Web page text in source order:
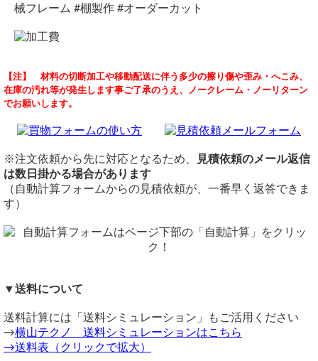
械フレーム #棚製作 #オーダーカット
アルミ製平角形パイプ（長方形・材質6063)のアルマイト処
理品、各品サイズの希望寸法での切り売り販売です。
最も一般的なアルミパイプであるA6063押出管にマットな艶
のあるアルマイト処理を施しました。高い耐食性と加工性に
優れており、軽くて（重量は鉄製の1/3）お年寄りや女性に
も扱い楽々！生地材でも錆びませんがアルマイト処理で更に
耐候性が増して、外観も綺麗です。
サッシや構造材だけでなく様々な工作やインテリア、DIYに
活躍しているアルミパイプです。
★カット面はアルマイト処理されていません（生地材のまま
しても生じるため、一部にスレや塗装落ちなどございます。
（アルマイト品に穴あけ等の加工を希望される場合も、加工
に伴う擦り傷等が発生することをご了承ください）
アルミ 平角パイプ A6063押出材 アルマイト処理品
定尺・材質
定尺：4,000mmまたは6,000mm
材質：A6063押出材
アルマイト色：シルバー/ブロンズ/ブラック（特注）
切断
切断費：150円/本～
切断公差：±1.0mm ～ （Φ/100またはL/1000)mm
なります）
備考
⇒ アルミ 平角パイプ アルマイト処理品 定寸販売
⇒ アルミ平角パイプ 生地材 切り売り
⇒ 鉄 丸パイプ各種 切り売り
⇒ ステンレス 丸パイプ各種 切り売り
（ 2025/10/30 ）
アルミ平角パイプ(長方形)アルマイト処理品、色：ブラック サイ
ズ:60*30*2.0 商品詳細だと定尺6,000mmもあるのですが、4,500㎜
程度の長さ切り売りはできないのでしょうか？
横山テクノ（ 2025/10/30 ）
ください。
アルマイト長角パイプの100×50×2はシルバーとブロンズカラーのみ
の取り扱いで、最大長さは共に4000mmとなります。
【注】 材料の切断加工や移動配送に伴う多少の擦り傷や歪み・へこみ、
在庫の汚れ等が発生します事ご了承のうえ、ノークレーム・ノーリターン
でお願いします。
※注文依頼から先に対応となるため、
見積依頼のメール返信
は数日掛かる場合があります
（自動計算フォームからの見積依頼が、一番早く返答できま
す）
▼送料について
送料計算には「送料シミュレーション」もご活用ください
→横山テクノ 送料シミュレーションはこちら
→送料表（クリックで拡大）